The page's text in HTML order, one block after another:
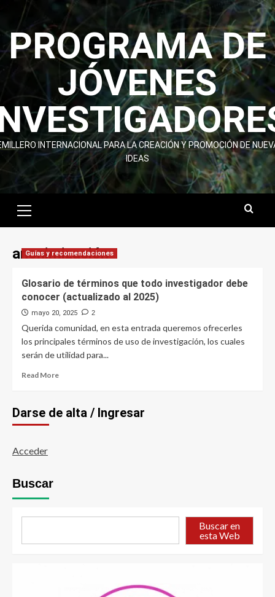
content
PROGRAMA DE
JÓVENES
INTERNACIONAL PARA LA CREACIÓN Y PROMOCIÓN DE
IDEAS
Menu
anonimización
Guías y recomendaciones
Glosario de términos que todo investigador debe
conocer (actualizado al 2025)
mayo 20, 2025 2
Querida comunidad, en esta entrada queremos ofrecerles
los principales términos de uso de investigación, los cuales
serán de utilidad para...
Read MoreRead
Glosario
de
Darse de alta / Ingresar
Acceder
Buscar
Buscar en
esta Web